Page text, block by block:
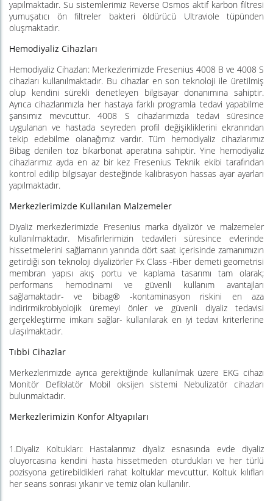
yapılmaktadır. Su sistemlerimiz Reverse Osmos aktif karbon filtresi
yumuşatıcı ön filtreler bakteri öldürücü Ultraviole tüpünden
oluşmaktadır.
Hemodiyaliz Cihazları
Hemodiyaliz Cihazları: Merkezlerimizde Fresenius 4008 B ve 4008 S
cihazları kullanılmaktadır. Bu cihazlar en son teknoloji ile üretilmiş
olup kendini sürekli denetleyen bilgisayar donanımına sahiptir.
Ayrıca cihazlarımızla her hastaya farklı programla tedavi yapabilme
şansımız mevcuttur. 4008 S cihazlarımızda tedavi süresince
uygulanan ve hastada seyreden profil değişikliklerini ekranından
tekip edebilme olanağımız vardır. Tüm hemodiyaliz cihazlarımız
Bibag denilen toz bikarbonat aperatına sahiptir. Yine hemodiyaliz
cihazlarımız ayda en az bir kez Fresenius Teknik ekibi tarafından
kontrol edilip bilgisayar desteğinde kalibrasyon hassas ayar ayarları
yapılmaktadır.
Merkezlerimizde Kullanılan Malzemeler
Diyaliz merkezlerimizde Fresenius marka diyalizör ve malzemeler
kullanılmaktadır. Misafirlerimizin tedavileri süresince evlerinde
hissetmelerini sağlamanın yanında dört saat içerisinde zamanımızın
getirdiği son teknoloji diyalizörler Fx Class -Fiber demeti geometrisi
membran yapısı akış portu ve kaplama tasarımı tam olarak;
performans hemodinami ve güvenli kullanım avantajları
sağlamaktadır- ve bibag® -kontaminasyon riskini en aza
indirirmikrobiyolojik üremeyi önler ve güvenli diyaliz tedavisi
gerçekleştirme imkanı sağlar- kullanılarak en iyi tedavi kriterlerine
ulaşılmaktadır.
Tıbbi Cihazlar
Merkezlerimizde ayrıca gerektiğinde kullanılmak üzere EKG cihazı
Monitör Defiblatör Mobil oksijen sistemi Nebulizatör cihazları
bulunmaktadır.
Merkezlerimizin Konfor Altyapıları
1.Diyaliz Koltukları: Hastalarımız diyaliz esnasında evde diyaliz
oluyorcasına kendini hasta hissetmeden oturdukları ve her türlü
pozisyona getirebildikleri rahat koltuklar mevcuttur. Koltuk kılıfları
her seans sonrası yıkanır ve temiz olan kullanılır.